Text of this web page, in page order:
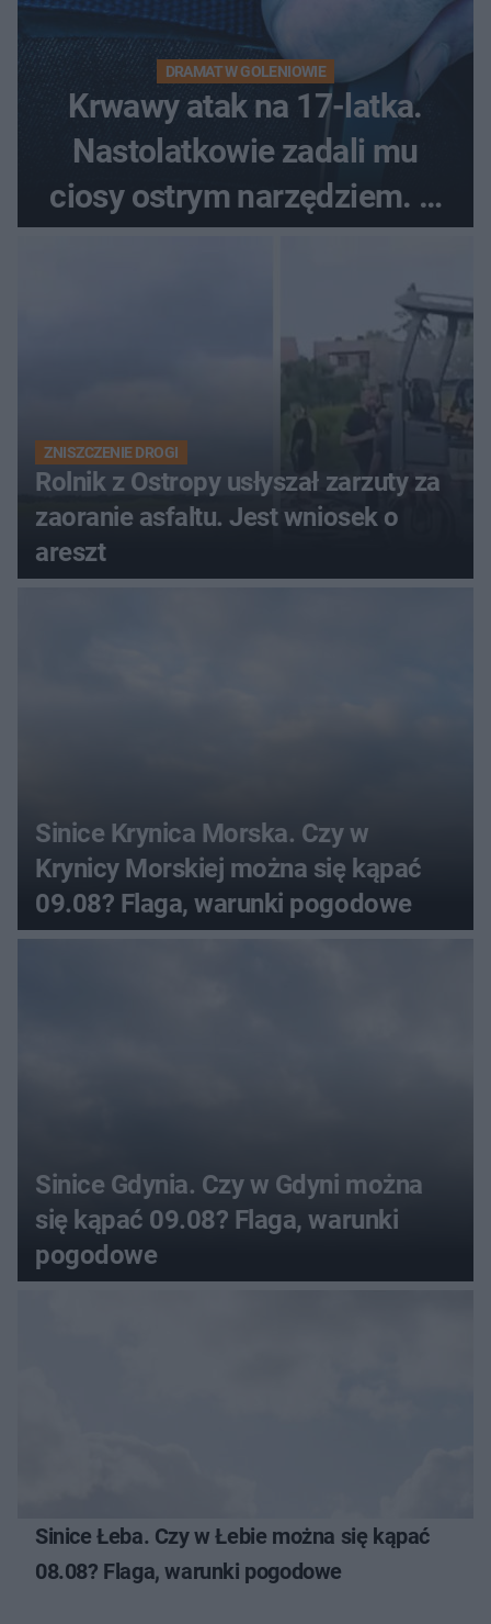
DRAMAT W GOLENIOWIE
Krwawy atak na 17-latka.
Nastolatkowie zadali mu
ciosy ostrym narzędziem. O
ZNISZCZENIE DROGI
Rolnik z Ostropy usłyszał zarzuty za
zaoranie asfaltu. Jest wniosek o
areszt
Sinice Krynica Morska. Czy w
Krynicy Morskiej można się kąpać
09.08? Flaga, warunki pogodowe
Sinice Gdynia. Czy w Gdyni można
się kąpać 09.08? Flaga, warunki
pogodowe
Sinice Łeba. Czy w Łebie można się kąpać
08.08? Flaga, warunki pogodowe